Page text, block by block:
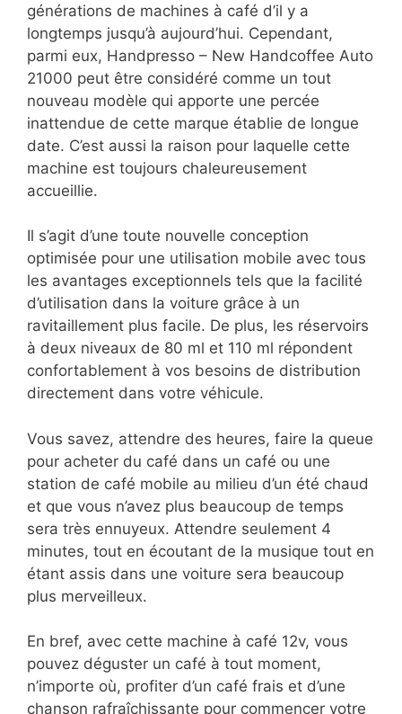
générations de machines à café d’il y a
longtemps jusqu’à aujourd’hui. Cependant,
parmi eux, Handpresso – New Handcoffee Auto
21000 peut être considéré comme un tout
nouveau modèle qui apporte une percée
inattendue de cette marque établie de longue
date. C’est aussi la raison pour laquelle cette
machine est toujours chaleureusement
accueillie.
Il s’agit d’une toute nouvelle conception
optimisée pour une utilisation mobile avec tous
les avantages exceptionnels tels que la facilité
d’utilisation dans la voiture grâce à un
ravitaillement plus facile. De plus, les réservoirs
à deux niveaux de 80 ml et 110 ml répondent
confortablement à vos besoins de distribution
directement dans votre véhicule.
Vous savez, attendre des heures, faire la queue
pour acheter du café dans un café ou une
station de café mobile au milieu d’un été chaud
et que vous n’avez plus beaucoup de temps
sera très ennuyeux. Attendre seulement 4
minutes, tout en écoutant de la musique tout en
étant assis dans une voiture sera beaucoup
plus merveilleux.
En bref, avec cette machine à café 12v, vous
pouvez déguster un café à tout moment,
n’importe où, profiter d’un café frais et d’une
chanson rafraîchissante pour commencer votre